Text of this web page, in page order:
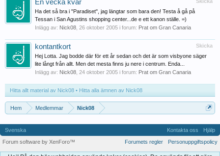
En vecka kvar
Ha det så bra i "Paradiset", jag längtar som bara den! Testa å gå på
Tessan i San Agustins shopping center...de e ett kanon ställe. =)
Inlägg av: Nick08 26 oktober 2005 i forum: Prat om Gran Canaria
Skicka
kontantkort
Hej Lotta. Jag bodde där för ett år sedan och det är som visbyone säger
lite långt från allt. Men det mesta finns ju nere i centrum. Enda...
Inlägg av: Nick08 24 oktober 2005 i forum: Prat om Gran Canaria
Hitta allt material av Nick08 Hitta alla ämnen av Nick08
Hem Medlemmar Nick08
Svenska Kontakta oss
Hjälp
Forumets regler
Personuppgiftspolicy
Forum software by XenForo™